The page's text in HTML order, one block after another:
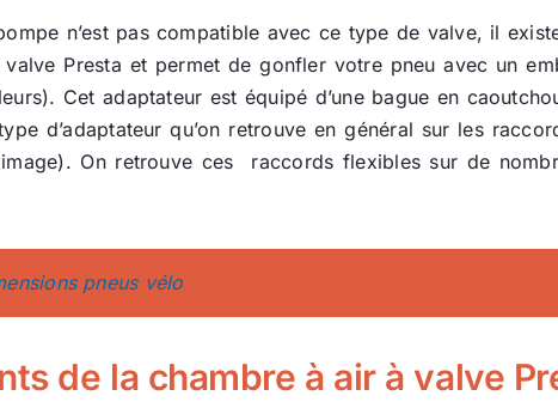
n’est pas compatible avec ce type de valve, il
Presta et permet de gonfler votre pneu avec un
Cet adaptateur est équipé d’une bague en
d’adaptateur qu’on retrouve en général sur les
On retrouve ces raccords flexibles sur de
pneus vélo
de la chambre à air à valve